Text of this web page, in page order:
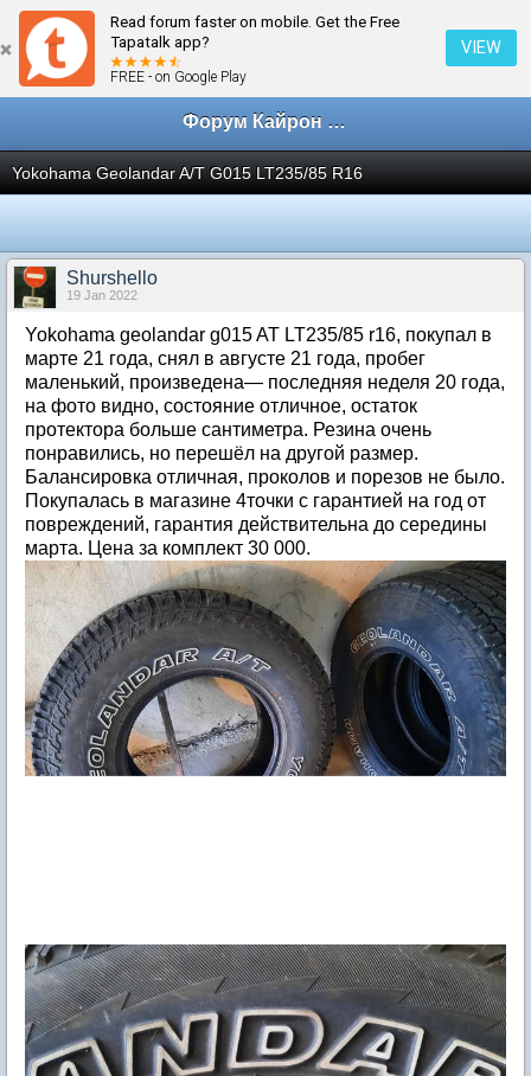
Read forum faster on mobile. Get the Free
Tapatalk app?
FREE - on Google Play
VIEW
← Шины диски
Форум Кайрон клана
Yokohama Geolandar A/T G015 LT235/85 R16
Shurshello
19 Jan 2022
Yokohama geolandar g015 AT LT235/85 r16, покупал в
марте 21 года, снял в августе 21 года, пробег
маленький, произведена— последняя неделя 20 года,
на фото видно, состояние отличное, остаток
протектора больше сантиметра. Резина очень
понравились, но перешёл на другой размер.
Балансировка отличная, проколов и порезов не было.
Покупалась в магазине 4точки с гарантией на год от
повреждений, гарантия действительна до середины
марта. Цена за комплект 30 000.